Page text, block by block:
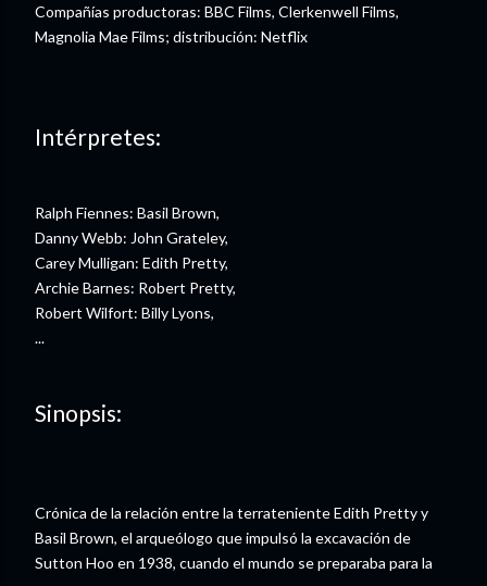
Compañías productoras: BBC Films, Clerkenwell Films,
Magnolia Mae Films; distribución: Netflix
Intérpretes:
Ralph Fiennes: Basil Brown,
Danny Webb: John Grateley,
Carey Mulligan: Edith Pretty,
Archie Barnes: Robert Pretty,
Robert Wilfort: Billy Lyons,
...
Sinopsis:
Crónica de la relación entre la terrateniente Edith Pretty y
Basil Brown, el arqueólogo que impulsó la excavación de
Sutton Hoo en 1938, cuando el mundo se preparaba para la